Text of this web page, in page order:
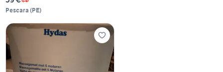
Pescara (PE)